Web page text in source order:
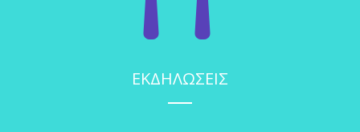
ΕΚΔΗΛΩΣΕΙΣ